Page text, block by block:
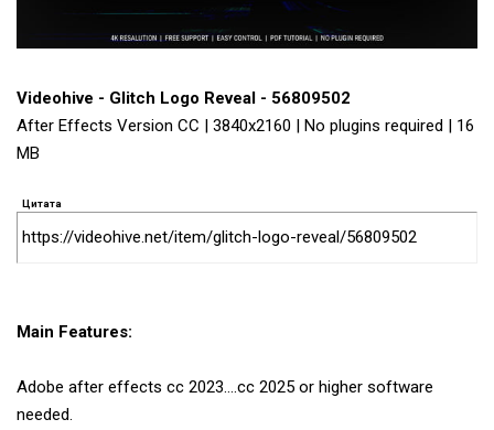
Videohive - Glitch Logo Reveal - 56809502
After Effects Version CC | 3840x2160 | No plugins required | 16
MB
Цитата
https://videohive.net/item/glitch-logo-reveal/56809502
Main Features:
Adobe after effects cc 2023….cc 2025 or higher software
needed.